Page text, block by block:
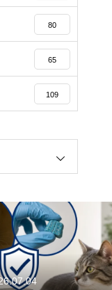
80
65
109